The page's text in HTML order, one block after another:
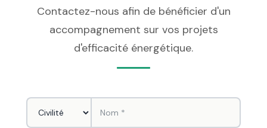
Contactez-nous afin de bénéficier d'un
accompagnement sur vos projets
d'efficacité énergétique.